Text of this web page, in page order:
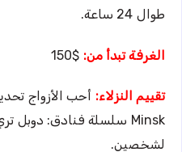
طوال 24 ساعة.
الغرفة تبدأ من: $150
تقييم النزلاء:
لشخصين.